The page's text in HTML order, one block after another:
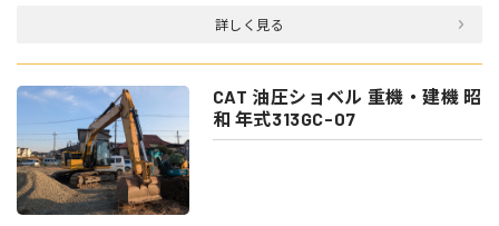
詳しく見る
CAT 油圧ショベル 重機・建機 昭
和 年式313GC-07